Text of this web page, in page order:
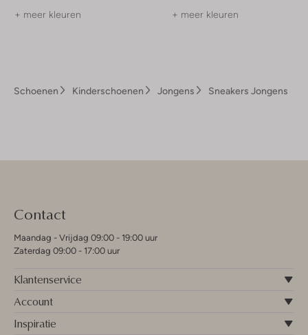
+ meer kleuren + meer kleuren
Schoenen Kinderschoenen Jongens Sneakers Jongens
Contact
Maandag - Vrijdag 09:00 - 19:00 uur
Zaterdag 09:00 - 17:00 uur
Klantenservice
Account
Inspiratie